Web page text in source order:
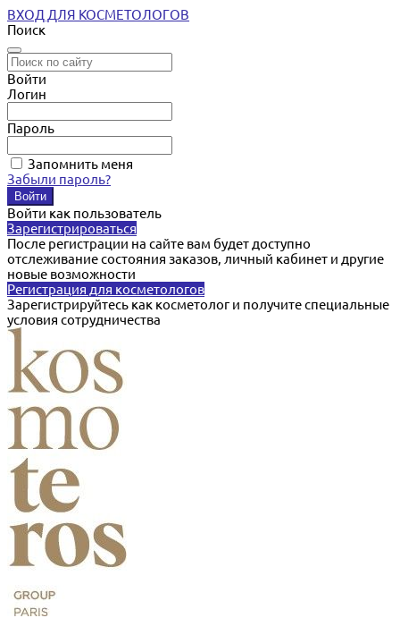
ВХОД ДЛЯ КОСМЕТОЛОГОВ
Поиск
Войти
Логин
Пароль
Запомнить меня
Забыли пароль?
Войти как пользователь
Зарегистрироваться
После регистрации на сайте вам будет доступно
отслеживание состояния заказов, личный кабинет и другие
новые возможности
Регистрация для косметологов
Зарегистрируйтесь как косметолог и получите специальные
условия сотрудничества